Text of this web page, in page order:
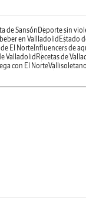
de Sansón Deporte sin
en Vallladolid Estado
El NorteInfluencers de
Valladolid Recetas de
con El Norte